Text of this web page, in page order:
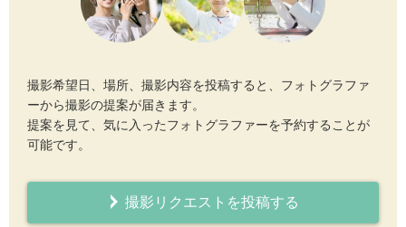
撮影希望日、場所、撮影内容を投稿すると、フォトグラファ
ーから撮影の提案が届きます。
提案を見て、気に入ったフォトグラファーを予約することが
可能です。
撮影リクエストを投稿する